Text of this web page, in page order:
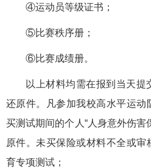
④运动员等级证书；
⑤比赛秩序册；
⑥比赛成绩册。
以上材料均需在报到当天提
还原件。凡参加我校高水平运动
买测试期间的个人“人身意外伤害
原件。未买保险或材料不全或
育专项测试；